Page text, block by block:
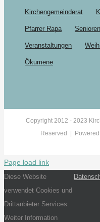
Kirchengemeinderat
Pfarrer Rapa
Veranstaltungen
Ökumene
Copyright 2012 - 2023
Reserved |
Page load link
Diese Website
verwendet Cookies und
Drittanbieter Services.
Weiter Information